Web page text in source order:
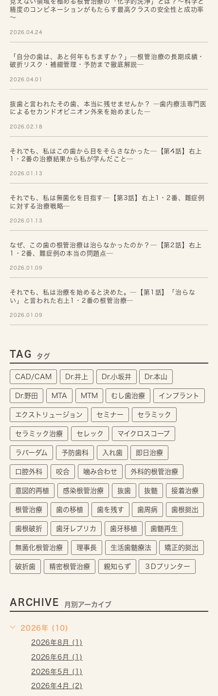
見えない領域を極める根管治療の「化学的洗浄」とは？～科学と
精度のコンビネーションがもたらす最高クラスの安全性と成功率
～
2026.04.24
「自分の歯は、あと何年もちますか？」─根管治療の長期成績・
破折リスク・補綴管理・予防まで徹底解説─
2026.04.01
抜歯と言われたその歯、本当に残せませんか？ ―歯内療法専門医
によるセカンドオピニオン外来を始めました―
2026.02.18
それでも、私はこの歯から目をそらさなかった─【第4話】右上
1・2番の治療結果から私が学んだこと─
2026.01.13
それでも、私は無菌化を目指す─【第3話】右上1・2番、難症例
に対する治療戦略─
2026.01.13
なぜ、この歯の根管治療は治らなかったのか？─【第2話】右上
1・2番、難症例の本当の問題点─
2026.01.09
それでも、私は治療を始めると決めた。─【第1話】「治らな
い」と言われた右上1・2番の根管治療─
2026.01.09
TAG タグ
CAD/CAM Dr.井上 Dr.小坂井 Dr.本山
Dr.野田 MTA MTM むし歯治療 インプラント
エクストリュージョン セミナー セラミック
セラミック治療 セレック マイクロスコープ
ラバーダム 予防歯科 入れ歯 即日治療
口腔外科 咬合 噛み合わせ 外科的根管治療
意図的再植 感染根管治療 抜歯 抜髄 接着治療
根管治療 歯の移植 歯を残す 歯周病 歯根挺出
歯根破折 歯牙レプリカ 歯牙移植 歯髄再生
無菌化根管治療 理事長 生活歯髄療法 矯正的挺出
破折歯 精密根管治療 親知らず ３Dプリンター
ARCHIVE 月別アーカイブ
2026年 (10)
2026年8月 (1)
2026年6月 (1)
2026年5月 (1)
2026年4月 (2)